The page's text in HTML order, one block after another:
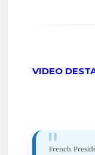
VIDEO
French